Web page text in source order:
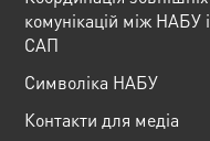
комунікацій між НАБУ і
САП
Cимволіка НАБУ
Контакти для медіа